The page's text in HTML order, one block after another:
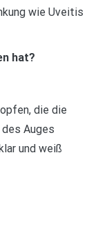
wie Uveitis
hat?
die die
Auges
und weiß